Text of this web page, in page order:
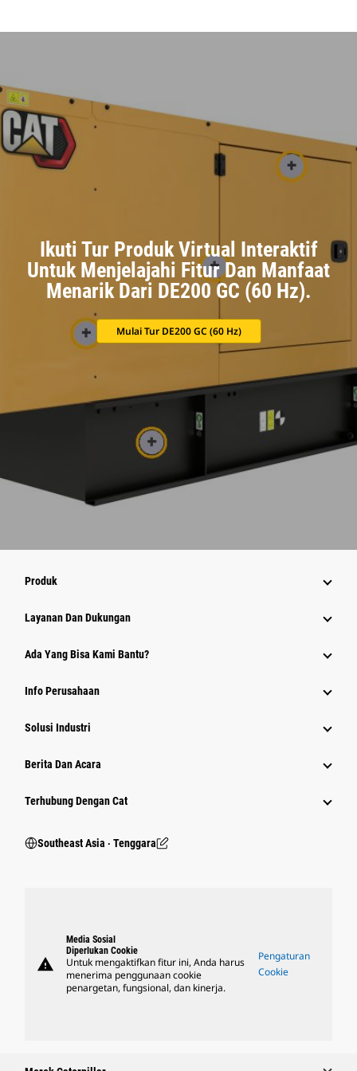
Ikuti Tur Produk Virtual Interaktif
Untuk Menjelajahi Fitur Dan Manfaat
Menarik Dari DE200 GC (60 Hz).
Mulai Tur DE200 GC (60 Hz)
Produk
Layanan Dan Dukungan
Ada Yang Bisa Kami Bantu?
Info Perusahaan
Solusi Industri
Berita Dan Acara
Terhubung Dengan Cat
Southeast Asia ‧ Tenggara
warning
Media Sosial
Diperlukan Cookie
Untuk mengaktifkan fitur ini, Anda harus
menerima penggunaan cookie
penargetan, fungsional, dan kinerja.
Pengaturan
Cookie